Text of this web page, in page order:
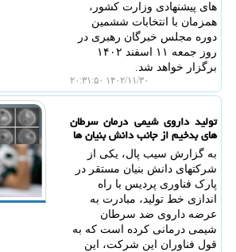
های پیشنهادی وزارت کشور،
همزمان با انتخابات ششمین
دوره مجلس خبرگان رهبری در
روز جمعه ۱۱ اسفند ۱۴۰۲
برگزار خواهد شد.
۱۴۰۲/۱۱/۳۰ ۲۰:۳۱:۵۰
تولید داروی شیمی درمان سرطان
های بدخیم از جانب دانش بنیان ها
به گزارش سیب پال، یکی از
شرکتهای دانش بنیان مستقر در
پارک فناوری پردیس با راه
اندازی خط تولید، مبادرت به
عرضه داروی ضد سرطان
شیمی درمانی کرده است که به
قول فناوران این شرکت، این